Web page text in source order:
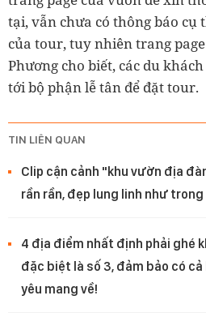
tại, vẫn chưa có thông báo cụ
của tour, tuy nhiên trang
Phương cho biết, các du
tới bộ phận lễ tân để đặt tour.
TIN LIÊN QUAN
Clip cận cảnh "khu vườn địa
rần rần, đẹp lung linh như
4 địa điểm nhất định phải ghé
đặc biệt là số 3, đảm bảo có
yêu mang về!